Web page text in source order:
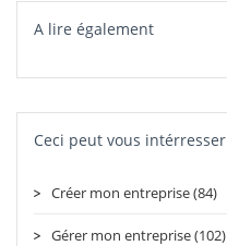
A lire également
Ceci peut vous intérresser
Créer mon entreprise (84)
Gérer mon entreprise (102)